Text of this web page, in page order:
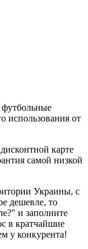
использования от
карте
самой низкой
Украины, с
дешевле, то
и заполните
в кратчайшие
у конкурента!